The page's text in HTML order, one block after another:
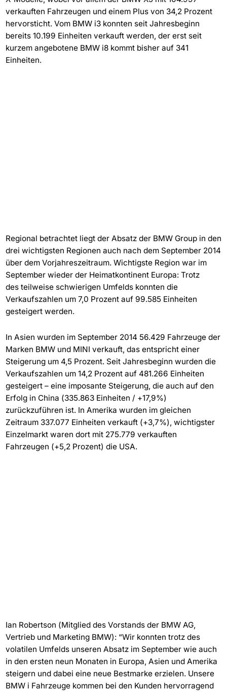
verkauften Fahrzeugen und einem Plus von 34,2 Prozent
hervorsticht. Vom BMW i3 konnten seit Jahresbeginn
bereits 10.199 Einheiten verkauft werden, der erst seit
kurzem angebotene BMW i8 kommt bisher auf 341
Einheiten.
Regional betrachtet liegt der Absatz der BMW Group in den
drei wichtigsten Regionen auch nach dem September 2014
über dem Vorjahreszeitraum. Wichtigste Region war im
September wieder der Heimatkontinent Europa: Trotz
des teilweise schwierigen Umfelds konnten die
Verkaufszahlen um 7,0 Prozent auf 99.585 Einheiten
gesteigert werden.
In Asien wurden im September 2014 56.429 Fahrzeuge der
Marken BMW und MINI verkauft, das entspricht einer
Steigerung um 4,5 Prozent. Seit Jahresbeginn wurden die
Verkaufszahlen um 14,2 Prozent auf 481.266 Einheiten
gesteigert – eine imposante Steigerung, die auch auf den
Erfolg in China (335.863 Einheiten / +17,9%)
zurückzuführen ist. In Amerika wurden im gleichen
Zeitraum 337.077 Einheiten verkauft (+3,7%), wichtigster
Einzelmarkt waren dort mit 275.779 verkauften
Fahrzeugen (+5,2 Prozent) die USA.
Ian Robertson (Mitglied des Vorstands der BMW AG,
Vertrieb und Marketing BMW): “Wir konnten trotz des
volatilen Umfelds unseren Absatz im September wie auch
in den ersten neun Monaten in Europa, Asien und Amerika
steigern und dabei eine neue Bestmarke erzielen. Unsere
BMW i Fahrzeuge kommen bei den Kunden hervorragend